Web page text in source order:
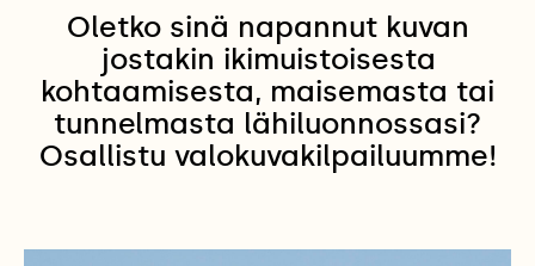
Oletko sinä napannut kuvan
jostakin ikimuistoisesta
kohtaamisesta, maisemasta tai
tunnelmasta lähiluonnossasi?
Osallistu valokuvakilpailuumme!